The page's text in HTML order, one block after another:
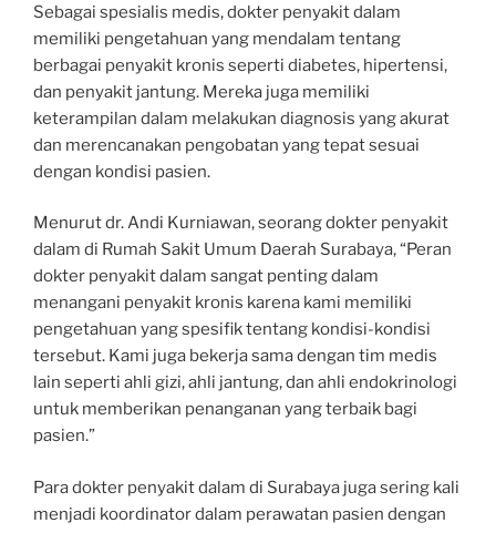
Sebagai spesialis medis, dokter penyakit dalam
memiliki pengetahuan yang mendalam tentang
berbagai penyakit kronis seperti diabetes, hipertensi,
dan penyakit jantung. Mereka juga memiliki
keterampilan dalam melakukan diagnosis yang akurat
dan merencanakan pengobatan yang tepat sesuai
dengan kondisi pasien.
Menurut dr. Andi Kurniawan, seorang dokter penyakit
dalam di Rumah Sakit Umum Daerah Surabaya, “Peran
dokter penyakit dalam sangat penting dalam
menangani penyakit kronis karena kami memiliki
pengetahuan yang spesifik tentang kondisi-kondisi
tersebut. Kami juga bekerja sama dengan tim medis
lain seperti ahli gizi, ahli jantung, dan ahli endokrinologi
untuk memberikan penanganan yang terbaik bagi
pasien.”
Para dokter penyakit dalam di Surabaya juga sering kali
menjadi koordinator dalam perawatan pasien dengan